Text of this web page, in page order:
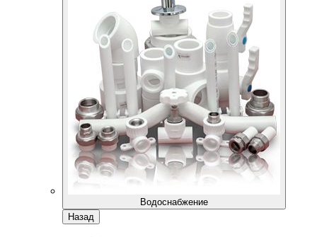
Водоснабжение
Назад